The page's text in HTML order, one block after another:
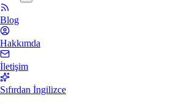
Blog
Hakkımda
İletişim
Sıfırdan İngilizce